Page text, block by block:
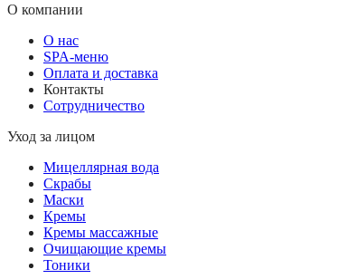
О компании
О нас
SPA-меню
Оплата и доставка
Контакты
Сотрудничество
Уход за лицом
Мицеллярная вода
Скрабы
Маски
Кремы
Кремы массажные
Очищающие кремы
Тоники